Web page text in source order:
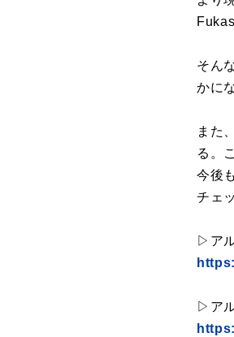
そん
かに
また
る。
今後
チェ
▷ア
▷ア